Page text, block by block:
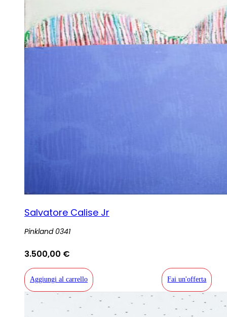
Salvatore Calise Jr
Pinkland 0341
3.500,00 €
Aggiungi al carrello Fai un'offerta